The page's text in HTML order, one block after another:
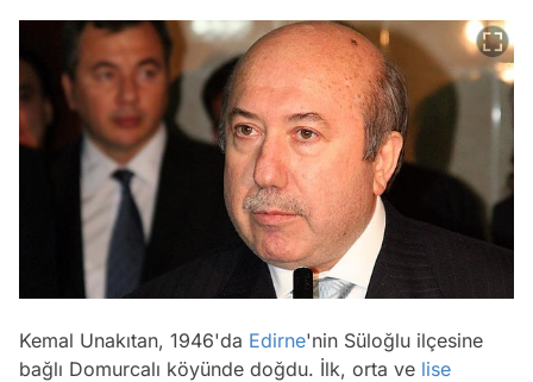
Kemal Unakıtan, 1946'da Edirne'nin Süloğlu ilçesine
bağlı Domurcalı köyünde doğdu. İlk, orta ve lise